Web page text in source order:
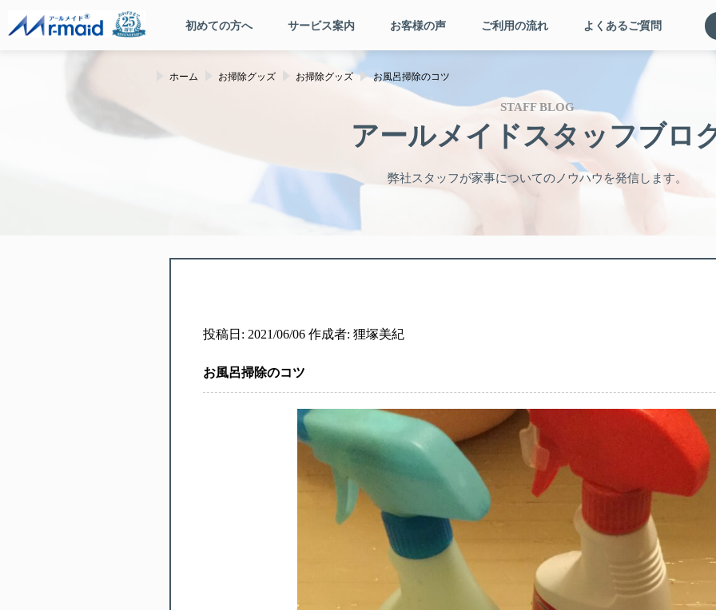
初めての方へ サービス案内 お客様の声 ご利用の流れ よくあるご質問
STAFF BLOG
アールメイドスタッフブロ
弊社スタッフが家事についてのノウハウを発信します。
ホーム お掃除グッズ お掃除グッズ お風呂掃除のコツ
投稿日: 2021/06/06 作成者: 狸塚美紀
お風呂掃除のコツ